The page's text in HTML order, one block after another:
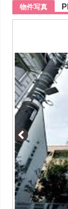
物件写真